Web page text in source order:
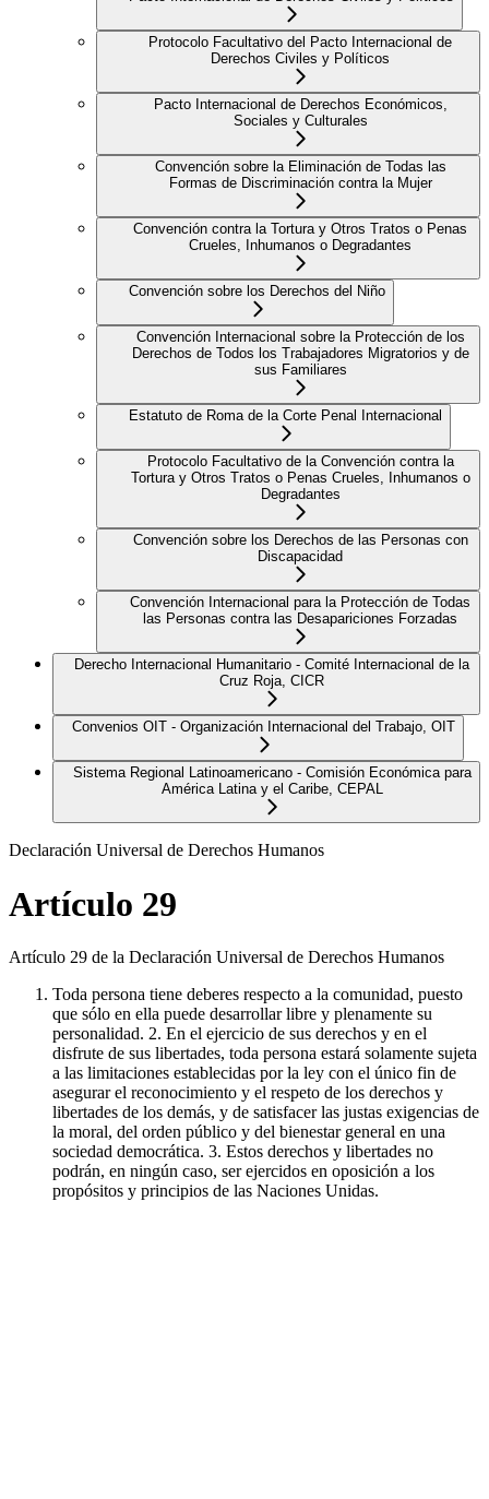
Protocolo Facultativo del Pacto Internacional de
Derechos Civiles y Políticos
Pacto Internacional de Derechos Económicos,
Sociales y Culturales
Convención sobre la Eliminación de Todas las
Formas de Discriminación contra la Mujer
Convención contra la Tortura y Otros Tratos o Penas
Crueles, Inhumanos o Degradantes
Convención sobre los Derechos del Niño
Convención Internacional sobre la Protección de los
Derechos de Todos los Trabajadores Migratorios y de
sus Familiares
Estatuto de Roma de la Corte Penal Internacional
Protocolo Facultativo de la Convención contra la
Tortura y Otros Tratos o Penas Crueles, Inhumanos o
Degradantes
Convención sobre los Derechos de las Personas con
Discapacidad
Convención Internacional para la Protección de Todas
las Personas contra las Desapariciones Forzadas
Derecho Internacional Humanitario - Comité Internacional de la
Cruz Roja, CICR
Convenios OIT - Organización Internacional del Trabajo, OIT
Sistema Regional Latinoamericano - Comisión Económica para
América Latina y el Caribe, CEPAL
Declaración Universal de Derechos Humanos
Artículo 29
Artículo 29 de la Declaración Universal de Derechos Humanos
Toda persona tiene deberes respecto a la comunidad, puesto
que sólo en ella puede desarrollar libre y plenamente su
personalidad. 2. En el ejercicio de sus derechos y en el
disfrute de sus libertades, toda persona estará solamente sujeta
a las limitaciones establecidas por la ley con el único fin de
asegurar el reconocimiento y el respeto de los derechos y
libertades de los demás, y de satisfacer las justas exigencias de
la moral, del orden público y del bienestar general en una
sociedad democrática. 3. Estos derechos y libertades no
podrán, en ningún caso, ser ejercidos en oposición a los
propósitos y principios de las Naciones Unidas.